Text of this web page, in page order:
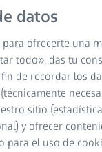
combina una
de
Precisión
Materiales
rigidez
datos
ofrecerte una
todo», das tu
de recordar los
sitio
y ofrecer
para el uso de